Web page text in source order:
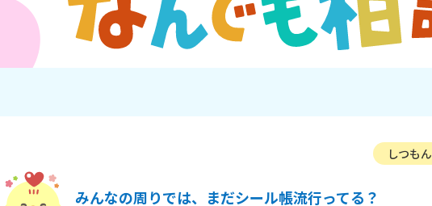
しつもん
みんなの周りでは、まだシール帳流行ってる？